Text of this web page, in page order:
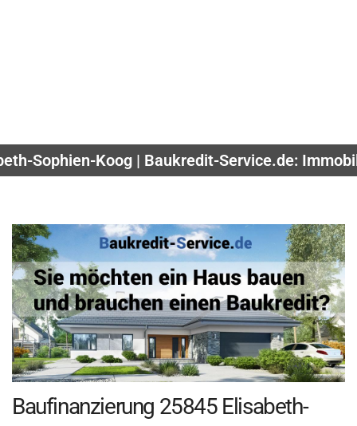
Sophien-Koog | Baukredit-Service.de:
Baufinanzierung 25845 Elisabeth-